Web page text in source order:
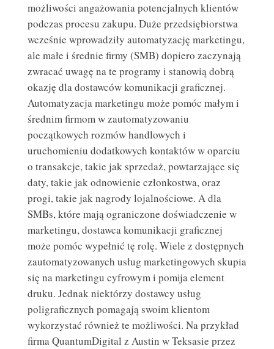
możliwości angażowania potencjalnych klientów
podczas procesu zakupu. Duże przedsiębiorstwa
wcześnie wprowadziły automatyzację marketingu,
ale małe i średnie firmy (SMB) dopiero zaczynają
zwracać uwagę na te programy i stanowią dobrą
okazję dla dostawców komunikacji graficznej.
Automatyzacja marketingu może pomóc małym i
średnim firmom w zautomatyzowaniu
początkowych rozmów handlowych i
uruchomieniu dodatkowych kontaktów w oparciu
o transakcje, takie jak sprzedaż, powtarzające się
daty, takie jak odnowienie członkostwa, oraz
progi, takie jak nagrody lojalnościowe. A dla
SMBs, które mają ograniczone doświadczenie w
marketingu, dostawca komunikacji graficznej
może pomóc wypełnić tę rolę. Wiele z dostępnych
zautomatyzowanych usług marketingowych skupia
się na marketingu cyfrowym i pomija element
druku. Jednak niektórzy dostawcy usług
poligraficznych pomagają swoim klientom
wykorzystać również te możliwości. Na przykład
firma QuantumDigital z Austin w Teksasie przez